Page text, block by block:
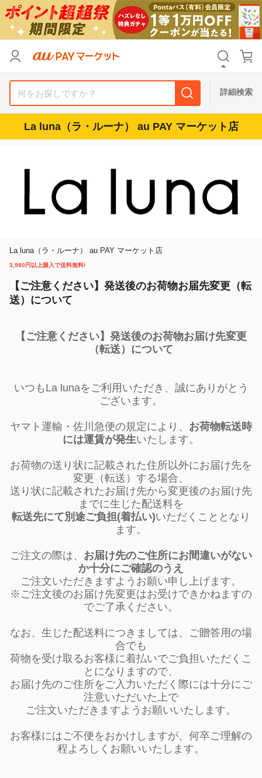
詳細検索
La luna（ラ・ルーナ） au PAY マーケット店
La luna（ラ・ルーナ） au PAY マーケット店
3,980円以上購入で送料無料!
【ご注意ください】発送後のお荷物お届先変更（転
送）について
【ご注意ください】発送後のお荷物お届け先変更
（転送）について
いつもLa lunaをご利用いただき、誠にありがとう
ございます。
ヤマト運輸・佐川急便の規定により、 お荷物転送時
には運賃が発生いたします。
お荷物の送り状に記載された住所以外にお届け先を
変更（転送）する場合、
送り状に記載されたお届け先から変更後のお届け先
までに生じた配送料を
転送先にて別途ご負担(着払い)いただくこととなり
ます。
ご注文の際は、 お届け先のご住所にお間違いがない
か十分にご確認のうえ
ご注文いただきますようお願い申し上げます。
※ご注文後のお届け先変更はお受けできかねますの
でご了承ください。
なお、生じた配送料につきましては、ご贈答用の場
合でも
荷物を受け取るお客様に着払いでご負担いただくこ
とになりますので、
お届け先のご住所をご入力いただく際には十分にご
注意いただいた上で
ご注文いただきますようお願いいたします。
お客様にはご不便をおかけしますが、何卒ご理解の
程よろしくお願いいたします。
支払い方法
Pontaパス特典対象すべて ポイントUPセレクトのみ
サンキュー配送対象 レビューキャンペーン
キーワード
除外ワード